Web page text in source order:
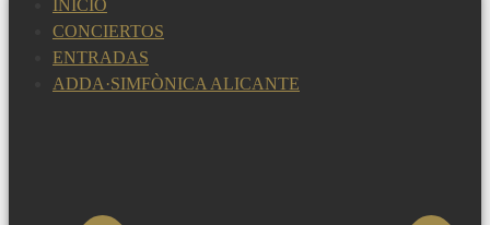
INICIO
CONCIERTOS
ENTRADAS
ADDA·SIMFÒNICA ALICANTE